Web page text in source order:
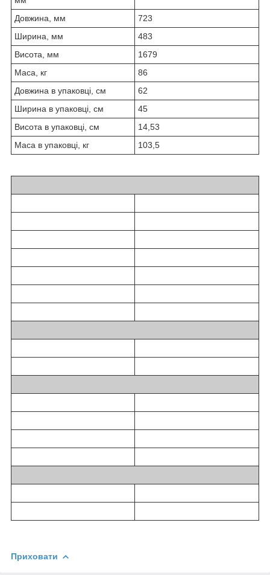
Довжина, мм
723
Ширина, мм
483
Висота, мм
1679
Маса, кг
86
Довжина в упаковці, см
62
Ширина в упаковці, см
45
Висота в упаковці, см
14,53
Маса в упаковці, кг
103,5
Приховати